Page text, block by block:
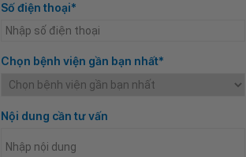
Số điện thoại*
Chọn bệnh viện gần bạn nhất*
Nội dung cần tư vấn